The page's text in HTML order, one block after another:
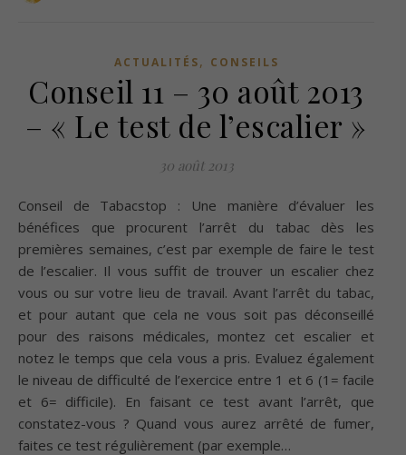
ACTUALITÉS, CONSEILS
Conseil 11 – 30 août 2013
– « Le test de l’escalier »
30 août 2013
Conseil de Tabacstop : Une manière d’évaluer les
bénéfices que procurent l’arrêt du tabac dès les
premières semaines, c’est par exemple de faire le test
de l’escalier. Il vous suffit de trouver un escalier chez
vous ou sur votre lieu de travail. Avant l’arrêt du tabac,
et pour autant que cela ne vous soit pas déconseillé
pour des raisons médicales, montez cet escalier et
notez le temps que cela vous a pris. Evaluez également
le niveau de difficulté de l’exercice entre 1 et 6 (1= facile
et 6= difficile). En faisant ce test avant l’arrêt, que
constatez-vous ? Quand vous aurez arrêté de fumer,
faites ce test régulièrement (par exemple…